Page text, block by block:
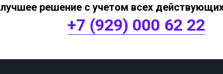
лучшее решение с учетом всех
+7 (929) 000 62 22